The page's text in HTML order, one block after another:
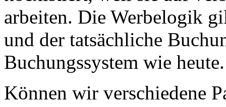
arbeiten. Die Werbelogik
und der tatsächliche
Buchungssystem wie heute.
Können wir verschiedene